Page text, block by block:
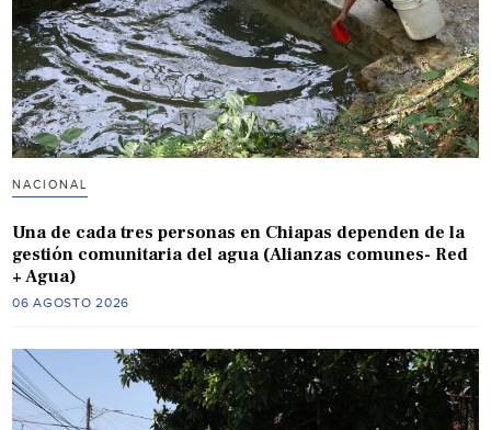
NACIONAL
Una de cada tres personas en Chiapas dependen de la
gestión comunitaria del agua (Alianzas comunes- Red
+ Agua)
06 AGOSTO 2026